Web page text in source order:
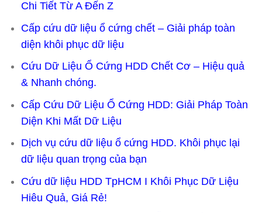
Chi Tiết Từ A Đến Z
Cấp cứu dữ liệu ổ cứng chết – Giải pháp toàn
diện khôi phục dữ liệu
Cứu Dữ Liệu Ổ Cứng HDD Chết Cơ – Hiệu quả
& Nhanh chóng.
Cấp Cứu Dữ Liệu Ổ Cứng HDD: Giải Pháp Toàn
Diện Khi Mất Dữ Liệu
Dịch vụ cứu dữ liệu ổ cứng HDD. Khôi phục lại
dữ liệu quan trọng của bạn
Cứu dữ liệu HDD TpHCM I Khôi Phục Dữ Liệu
Hiêu Quả, Giá Rẻ!